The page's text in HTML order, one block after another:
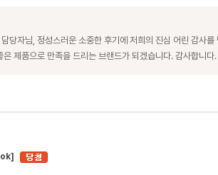
당자님, 정성스러운 소중한 후기에 저희의 진심 어린 감사를
은 제품으로 만족을 드리는 브랜드가 되겠습니다. 감사합니다.